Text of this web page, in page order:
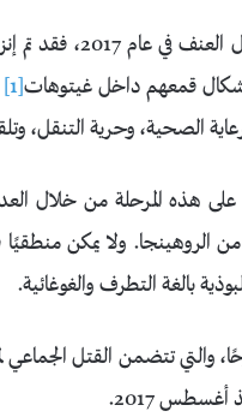
وفيما يتعلق
قمعهم داخل غيتوهات[1]
الصحية، وحرية التنقل،
سبتمبر 2017، حيث قُتل أكثر من 9000 من
بالغة التطرف والغوغائية.
والتي تتضمن القتل
2017.